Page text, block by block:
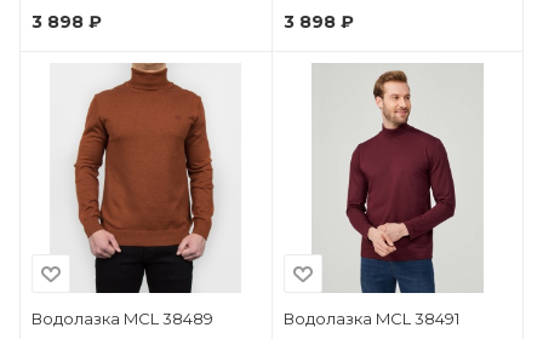
3 898 ₽ 3 898 ₽
Водолазка MCL 38489 Водолазка MCL 38491